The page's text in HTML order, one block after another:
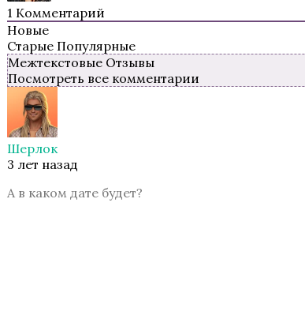
Te Amo. Том 1: Залив надежды
1 Комментарий
Новые
Старые Популярные
Межтекстовые Отзывы
Посмотреть все комментарии
Шерлок
3 лет назад
А в каком дате будет?